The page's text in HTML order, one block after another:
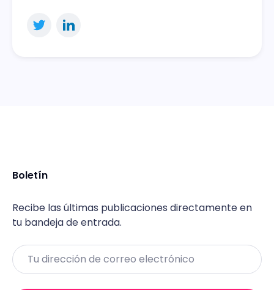
Boletín
Recibe las últimas publicaciones directamente en
tu bandeja de entrada.
Email